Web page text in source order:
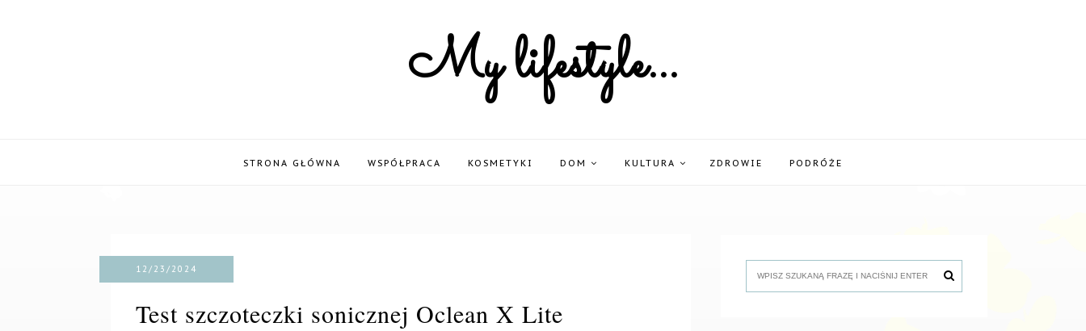
My lifestyle...
STRONA GŁÓWNA WSPÓŁPRACA KOSMETYKI DOM KULTURA ZDROWIE PODRÓŻE
12/23/2024
Test szczoteczki sonicznej Oclean X Lite